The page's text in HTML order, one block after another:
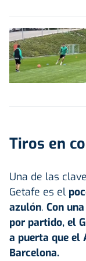
Tiros en
Una de las
Getafe es el
azulón. Con
por partido, el
a puerta que el
Barcelona.